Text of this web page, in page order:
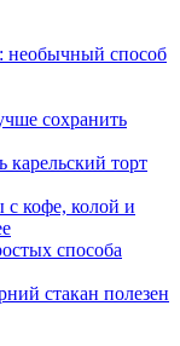
необычный способ
сохранить
торт
кофе, колой и
способа
стакан полезен